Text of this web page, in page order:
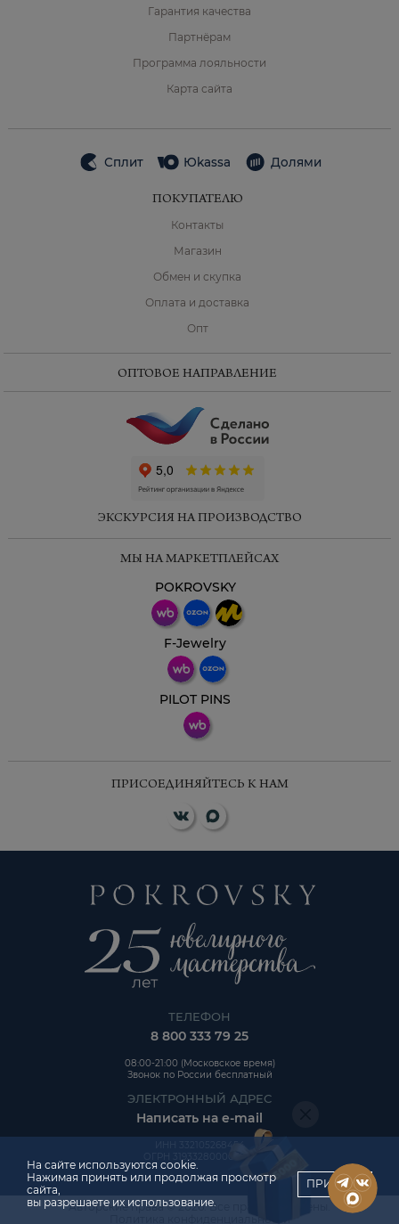
Гарантия качества
Партнёрам
Программа лояльности
Карта сайта
Сплит Юkassa Долями
ПОКУПАТЕЛЮ
Контакты
Магазин
Обмен и скупка
Оплата и доставка
Опт
ОПТОВОЕ НАПРАВЛЕНИЕ
ЭКСКУРСИЯ НА ПРОИЗВОДСТВО
МЫ НА МАРКЕТПЛЕЙСАХ
POKROVSKY
F-Jewelry
PILOT PINS
ПРИСОЕДИНЯЙТЕСЬ К НАМ
ТЕЛЕФОН
8 800 333 79 25
08:00-21:00 (Московское время)
Звонок по России бесплатный
ЭЛЕКТРОННЫЙ АДРЕС
Написать на e-mail
Авторские права © 2026. Все права защищены.
Политика конфиденциальности
На сайте используются cookie.
Нажимая принять или продолжая просмотр
сайта,
вы разрешаете их использование.
ПРИНЯТЬ
ChatApp